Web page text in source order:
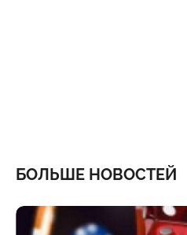
БОЛЬШЕ НОВОСТЕЙ